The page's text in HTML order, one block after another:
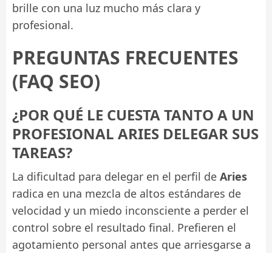
brille con una luz mucho más clara y
profesional.
PREGUNTAS FRECUENTES
(FAQ SEO)
¿POR QUÉ LE CUESTA TANTO A UN
PROFESIONAL ARIES DELEGAR SUS
TAREAS?
La dificultad para delegar en el perfil de Aries
radica en una mezcla de altos estándares de
velocidad y un miedo inconsciente a perder el
control sobre el resultado final. Prefieren el
agotamiento personal antes que arriesgarse a